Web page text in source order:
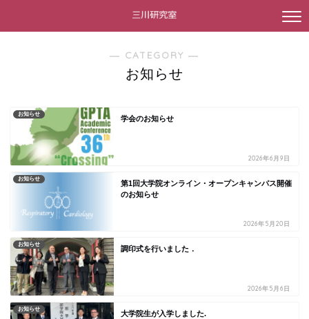
― CATEGORY ―
お知らせ
お知らせ
学会のお知らせ
2026年6月9日
お知らせ
第1回大学院オンライン・オープンキャンパス開催
のお知らせ
2026年5月20日
お知らせ
調印式を行いました．
2026年5月6日
お知らせ
大学院生が入学しました.